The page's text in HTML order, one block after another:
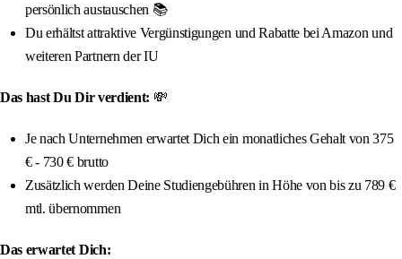
persönlich austauschen 📚
Du erhältst attraktive Vergünstigungen und Rabatte bei Amazon und
weiteren Partnern der IU
Das hast Du Dir verdient: 💸
Je nach Unternehmen erwartet Dich ein monatliches Gehalt von 375
€ - 730 € brutto
Zusätzlich werden Deine Studiengebühren in Höhe von bis zu 789 €
mtl. übernommen
Das erwartet Dich: